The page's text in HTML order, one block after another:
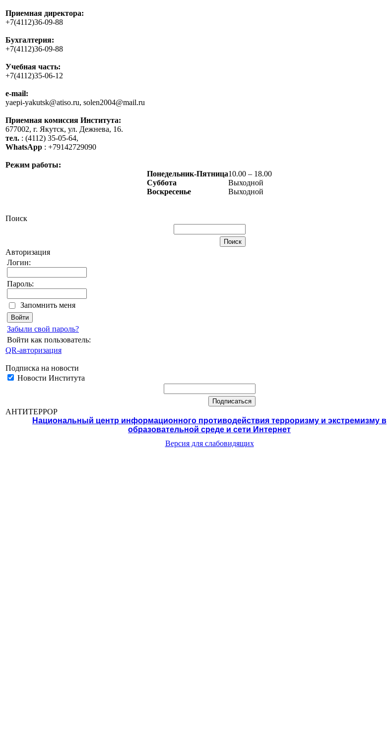
Приемная директора:
+7(4112)36-09-88
Бухгалтерия:
+7(4112)36-09-88
Учебная часть:
+7(4112)35-06-12
e-mail:
yaepi-yakutsk@atiso.ru, solen2004@mail.ru
Приемная комиссия Института:
677002, г. Якутск, ул. Дежнева, 16.
тел. : (4112) 35-05-64,
WhatsApp : +79142729090
Режим работы:
Понедельник-Пятница10.00 – 18.00
Суббота
Выходной
Воскресенье
Выходной
Поиск
Авторизация
Логин:
Пароль:
Запомнить меня
Забыли свой пароль?
Войти как пользователь:
QR-авторизация
Подписка на новости
Новости Института
АНТИТЕРРОР
Национальный центр информационного противодействия терроризму и экстремизму в
образовательной среде и сети Интернет
Версия для слабовидящих